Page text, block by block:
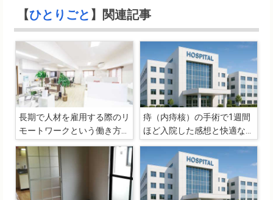
【ひとりごと 】関連記事
長期で人材を雇用する際のリ
モートワークという働き方の
重要性
痔（内痔核）の手術で1週間
ほど入院した感想と快適な入
院生活を送るために必要なこ